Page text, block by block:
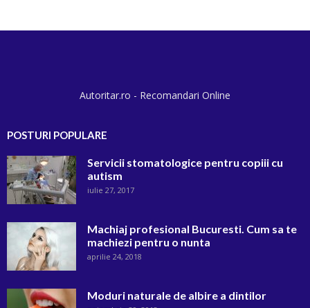
Autoritar.ro - Recomandari Online
POSTURI POPULARE
Servicii stomatologice pentru copiii cu
autism
iulie 27, 2017
Machiaj profesional Bucuresti. Cum sa te
machiezi pentru o nunta
aprilie 24, 2018
Moduri naturale de albire a dintilor